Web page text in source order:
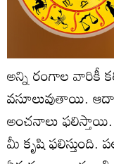
అన్ని రంగాల వారికీ
వసూలువుతాయి.
అంచనాలు ఫలిస్తాయి.
మీ కృషి